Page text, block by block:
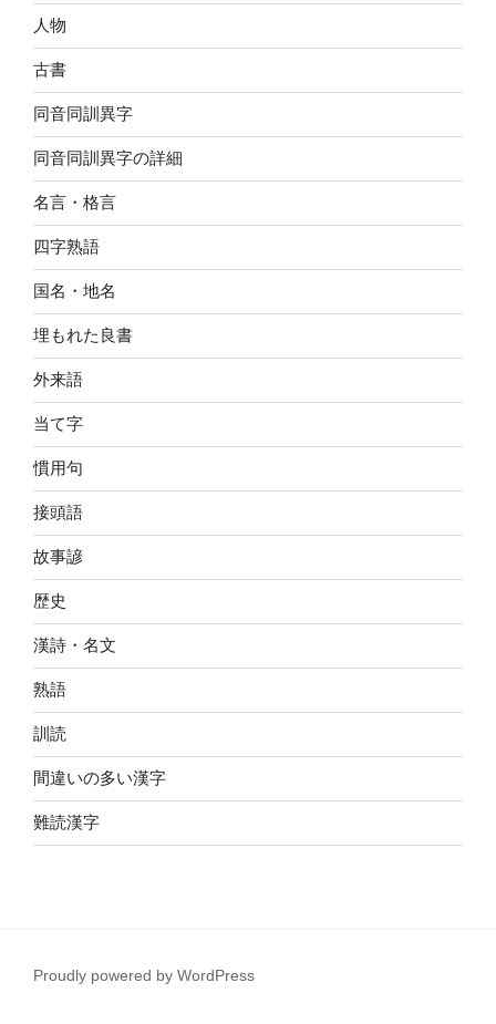
人物
古書
同音同訓異字
同音同訓異字の詳細
名言・格言
四字熟語
国名・地名
埋もれた良書
外来語
当て字
慣用句
接頭語
故事諺
歴史
漢詩・名文
熟語
訓読
間違いの多い漢字
難読漢字
Proudly powered by WordPress